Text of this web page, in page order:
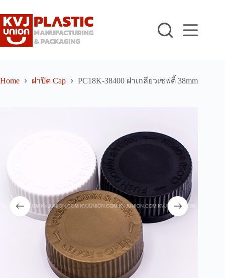
to
content
Home ฝาปิด Cap PC18K-38400 ฝาเกลียวเซฟตี้ 38mm